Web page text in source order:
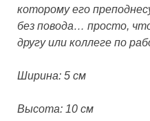
которому его
без повода… просто,
другу или коллеге по
Ширина: 5 см
Высота: 10 см